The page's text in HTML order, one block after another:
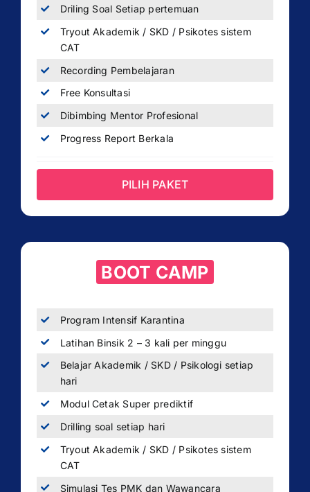
Driling Soal Setiap pertemuan
Tryout Akademik / SKD / Psikotes sistem
CAT
Recording Pembelajaran
Free Konsultasi
Dibimbing Mentor Profesional
Progress Report Berkala
PILIH PAKET
BOOT CAMP
Program Intensif Karantina
Latihan Binsik 2 – 3 kali per minggu
Belajar Akademik / SKD / Psikologi setiap
hari
Modul Cetak Super prediktif
Drilling soal setiap hari
Tryout Akademik / SKD / Psikotes sistem
CAT
Simulasi Tes PMK dan Wawancara